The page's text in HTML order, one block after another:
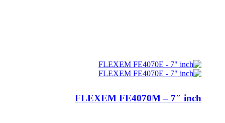
FLEXEM FE4070M – 7″ inch